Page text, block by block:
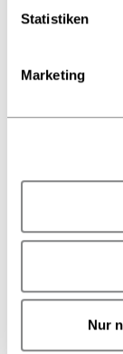
Statistiken
Marketing
Nur
Ich bin
Ja